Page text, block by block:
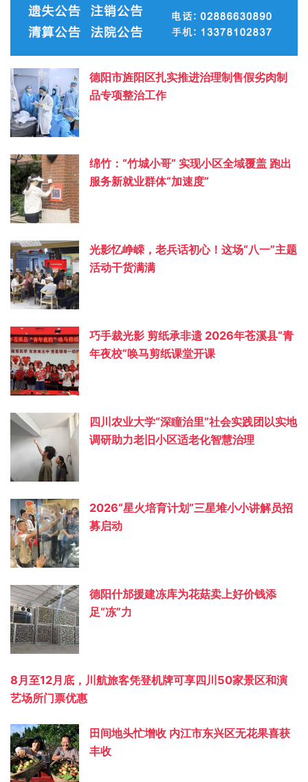
德阳市旌阳区扎实推进治理制售假劣肉制
品专项整治工作
绵竹：“竹城小哥” 实现小区全域覆盖 跑出
服务新就业群体“加速度”
光影忆峥嵘，老兵话初心！这场“八一”主题
活动干货满满
巧手裁光影 剪纸承非遗 2026年苍溪县“青
年夜校”唤马剪纸课堂开课
四川农业大学“深瞳治里”社会实践团以实地
调研助力老旧小区适老化智慧治理
2026“星火培育计划”三星堆小小讲解员招
募启动
德阳什邡援建冻库为花菇卖上好价钱添
足“冻”力
8月至12月底，川航旅客凭登机牌可享四川50家景区和演
艺场所门票优惠
田间地头忙增收 内江市东兴区无花果喜获
丰收